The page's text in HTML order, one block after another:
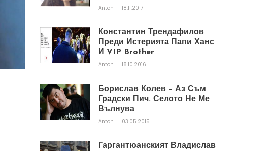
Anton 18.11.2017
Константин Трендафилов
Преди Истерията Папи Ханс
И VIP Brother
Anton 18.10.2016
Борислав Колев – Аз Съм
Градски Пич. Селото Не Ме
Вълнува
Anton 03.05.2015
Гаргантюанският Владислав